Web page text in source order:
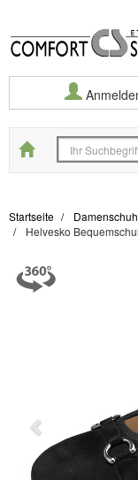
Startseite
Startseite
Helvesko